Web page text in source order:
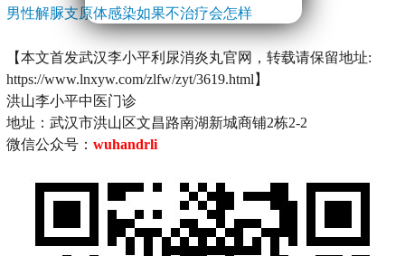
男性解脲支原体感染如果不治疗会怎样
【本文首发武汉李小平利尿消炎丸官网，转载请保留地址:
https://www.lnxyw.com/zlfw/zyt/3619.html】
洪山李小平中医门诊
地址：武汉市洪山区文昌路南湖新城商铺2栋2-2
微信公众号： wuhandrli